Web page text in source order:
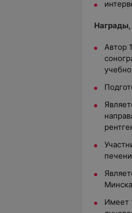
Автор
Имеет